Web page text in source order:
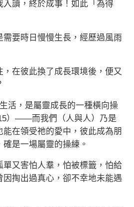
讀，終於成事！如此「為得
時日慢慢生長，經歷過風雨
在彼此換了成長環境後，便又
，是屬靈成長的一種橫向操
）——而我們（人與人）乃是
在領受祂的愛中，彼此成為朋
是一場屬靈的操練。
又害怕人羣，怕被標籤，怕給
掏出過真心，卻不幸地未能遇